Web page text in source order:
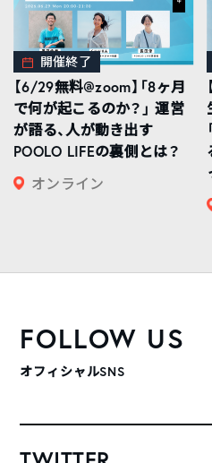
開催終了
【6/29無料@zoom】「8ヶ月
で何が起こるのか？」 運営
が語る、人が動き出す
POOLO LIFEの裏側とは？
オンライン
FOLLOW US
オフィシャルSNS